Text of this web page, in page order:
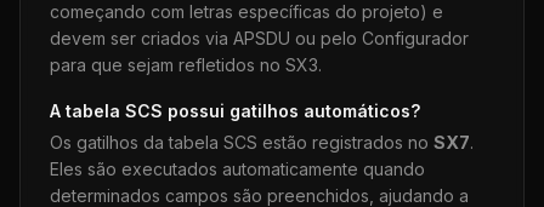
começando com letras específicas do projeto) e
devem ser criados via APSDU ou pelo Configurador
para que sejam refletidos no SX3.
A tabela SCS possui gatilhos automáticos?
Os gatilhos da tabela SCS estão registrados no SX7.
Eles são executados automaticamente quando
determinados campos são preenchidos, ajudando a